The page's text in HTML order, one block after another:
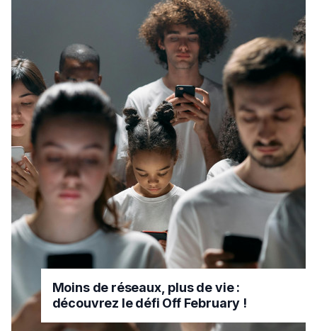
Moins de réseaux, plus de vie :
découvrez le défi Off February !